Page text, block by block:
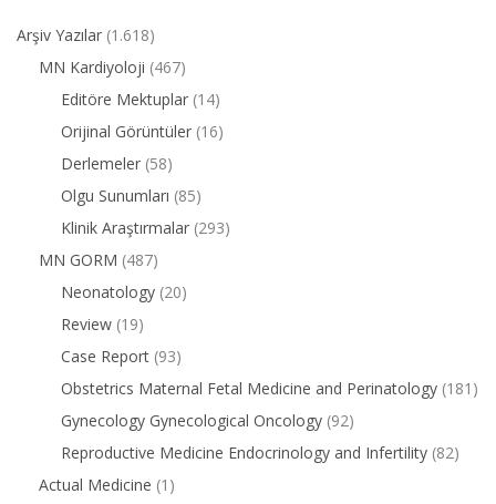
Arşiv Yazılar (1.618)
MN Kardiyoloji (467)
Editöre Mektuplar (14)
Orijinal Görüntüler (16)
Derlemeler (58)
Olgu Sunumları (85)
Klinik Araştırmalar (293)
MN GORM (487)
Neonatology (20)
Review (19)
Case Report (93)
Obstetrics Maternal Fetal Medicine and Perinatology (181)
Gynecology Gynecological Oncology (92)
Reproductive Medicine Endocrinology and Infertility (82)
Actual Medicine (1)